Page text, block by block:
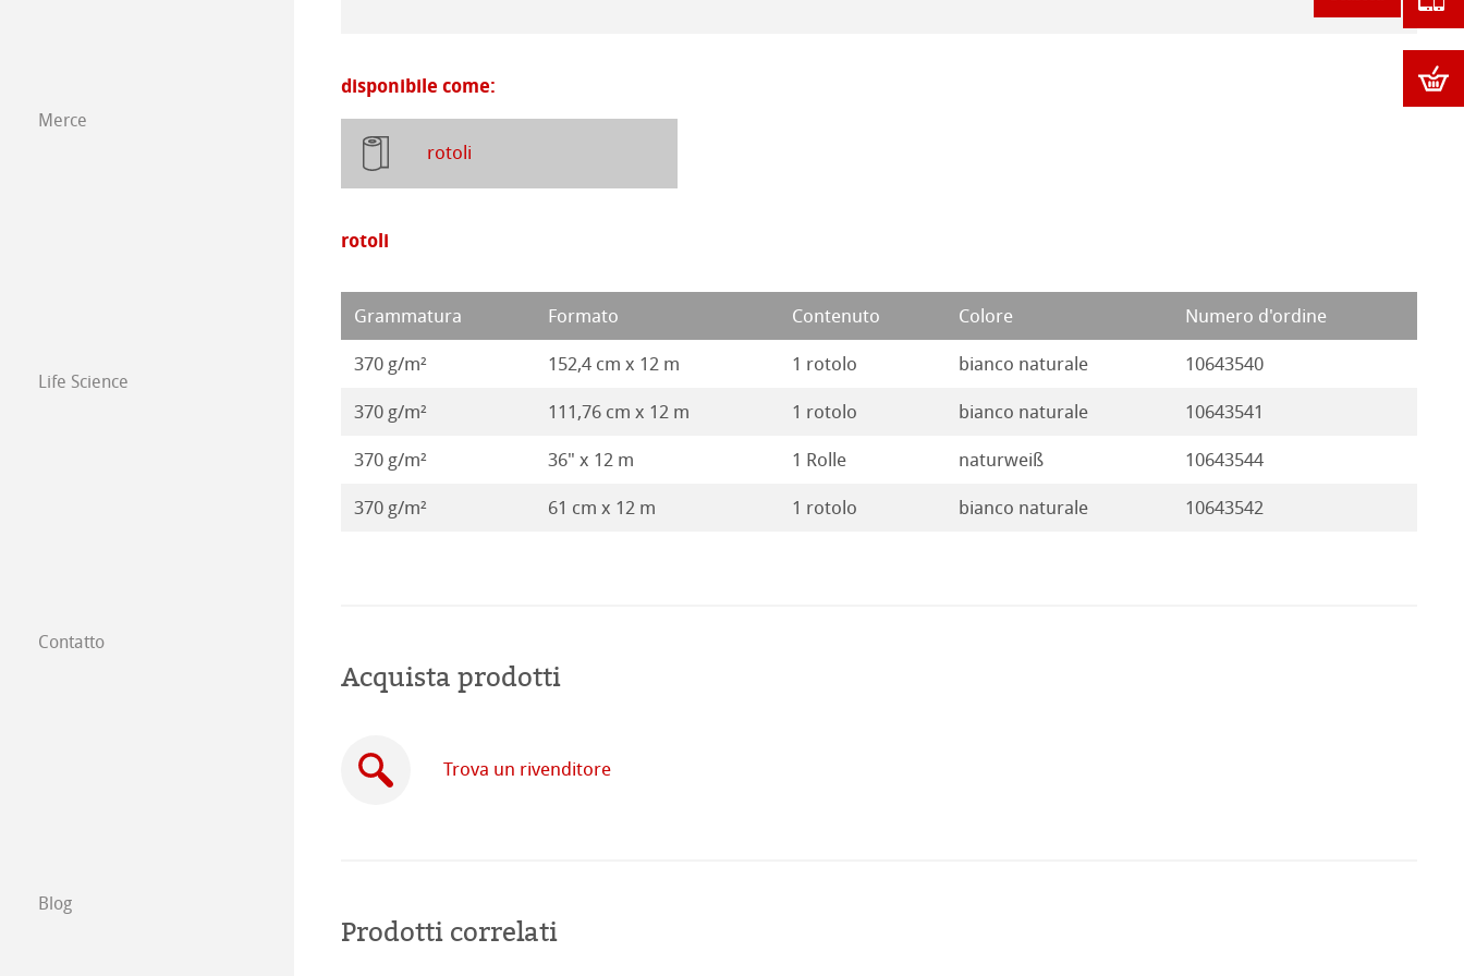
Carta da disegno Stella
Opere 2016
Merce
Life Science
Contatto
Commercio tra imprese
Blog
disponibile come:
rotoli
rotoli
Grammatura Formato Contenuto Colore Numero d'ordine
370 g/m² 152,4 cm x 12 m 1 rotolo bianco naturale 10643540
370 g/m² 111,76 cm x 12 m 1 rotolo bianco naturale 10643541
370 g/m² 36" x 12 m 1 Rolle naturweiß 10643544
370 g/m² 61 cm x 12 m 1 rotolo bianco naturale 10643542
Acquista prodotti
Trova un rivenditore
Prodotti correlati